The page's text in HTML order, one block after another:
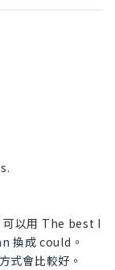
可以用 The best I
換成 could。
式會比較好。